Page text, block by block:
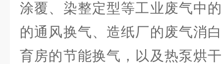
涂覆、染整定型等工业废气中
的通风换气、造纸厂的废气消
育房的节能换气，以及热泵烘